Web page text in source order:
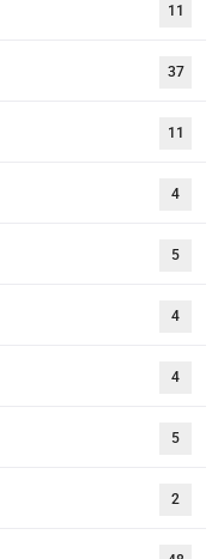
11
37
11
4
5
4
4
5
2